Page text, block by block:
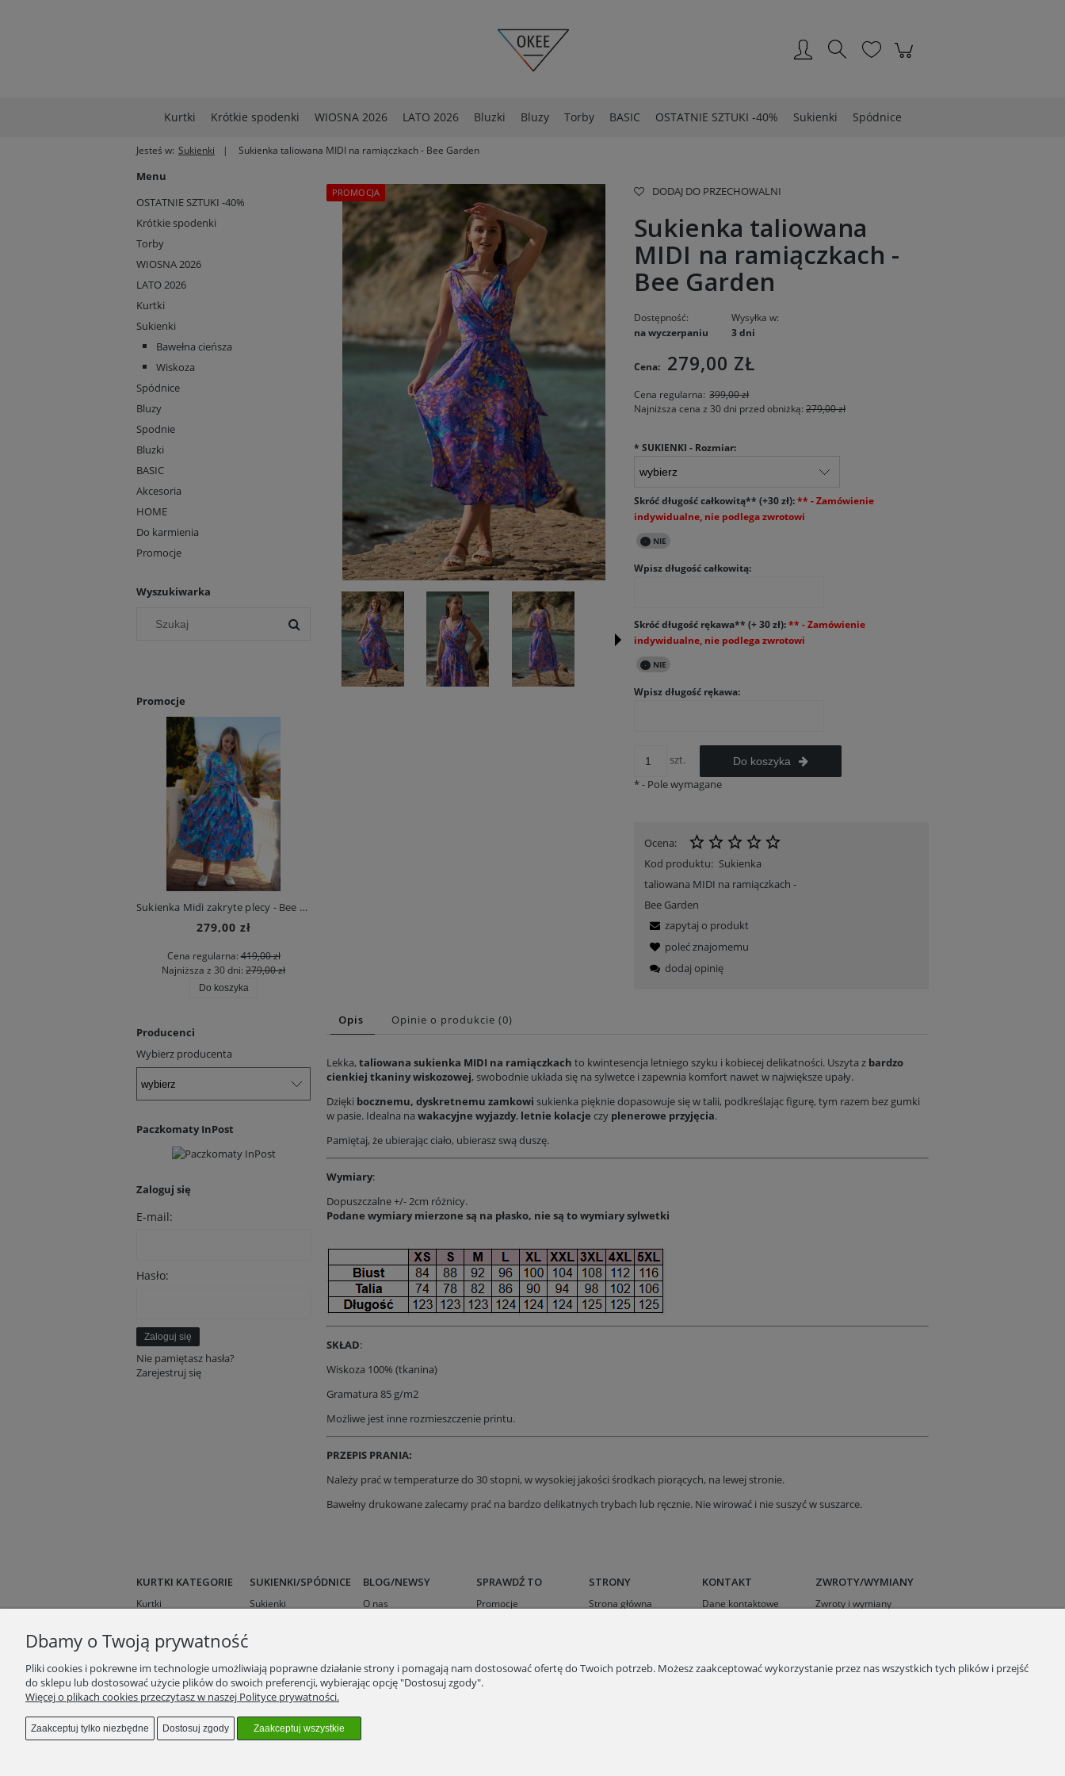
Kurtki Krótkie spodenki WIOSNA 2026 LATO 2026 Bluzki Bluzy Torby BASIC OSTATNIE SZTUKI -40% Sukienki Spódnice
Jesteś w: Sukienki Sukienka taliowana MIDI na ramiączkach - Bee Garden
Menu
OSTATNIE SZTUKI -40%
Krótkie spodenki
Torby
WIOSNA 2026
LATO 2026
Kurtki
Sukienki
Bawełna cieńsza
Wiskoza
Spódnice
Bluzy
Spodnie
Bluzki
BASIC
Akcesoria
HOME
Do karmienia
Promocje
Wyszukiwarka
Promocje
Sukienka Midi zakryte plecy - Bee Heaven
279,00 zł
Cena regularna:419,00 zł
Najniższa z 30 dni: 279,00 zł
Do koszyka
Sukienka midi rękaw motylek - Cisza
409,00 zł
299,00 zł
Producenci
Wybierz producenta
Paczkomaty InPost
Zaloguj się
E-mail:
Hasło:
Zaloguj się
Nie pamiętasz hasła?
Zarejestruj się
PROMOCJA DODAJ DO PRZECHOWALNI
Sukienka taliowana
MIDI na ramiączkach -
Bee Garden
Dostępność:
na wyczerpaniu
Wysyłka w:
3 dni
Cena: 279,00 ZŁ
Cena regularna: 399,00 zł
Najniższa cena z 30 dni przed obniżką:279,00 zł
* SUKIENKI - Rozmiar:
Skróć długość całkowitą** (+30 zł):
Wpisz długość całkowitą:
Skróć długość rękawa** (+ 30 zł):
Wpisz długość rękawa:
szt. Do koszyka
*- Pole wymagane
Ocena:
Kod produktu: Sukienka
taliowana MIDI na ramiączkach -
Bee Garden
zapytaj o produkt
poleć znajomemu
dodaj opinię
Opis Opinie o produkcie (0)
Lekka, taliowana sukienka MIDI na ramiączkach to kwintesencja letniego szyku i kobiecej delikatności. Uszyta z bardzo
cienkiej tkaniny wiskozowej, swobodnie układa się na sylwetce i zapewnia komfort nawet w największe upały.
Dzięki bocznemu, dyskretnemu zamkowi sukienka pięknie dopasowuje się w talii, podkreślając figurę, tym razem bez gumki
w pasie. Idealna na wakacyjne wyjazdy, letnie kolacje czy plenerowe przyjęcia.
Pamiętaj, że ubierając ciało, ubierasz swą duszę.
Wymiary:
Dopuszczalne +/- 2cm różnicy.
Podane wymiary mierzone są na płasko, nie są to wymiary sylwetki
SKŁAD:
Wiskoza 100% (tkanina)
Gramatura 85 g/m2
Możliwe jest inne rozmieszczenie printu.
PRZEPIS PRANIA:
Należy prać w temperaturze do 30 stopni, w wysokiej jakości środkach piorących, na lewej stronie.
Bawełny drukowane zalecamy prać na bardzo delikatnych trybach lub ręcznie. Nie wirować i nie suszyć w suszarce.
KURTKI KATEGORIE
Kurtki
Kurtki krótkie
Kurtki zimowe
SUKIENKI/SPÓDNICE
Sukienki
BLOG/NEWSY
O nas
Odzież z wskozy
SPRAWDŹ TO
Promocje
STRONY
Strona główna
KONTAKT
Dane kontaktowe
ZWROTY/WYMIANY
Zwroty i wymiany
Dbamy o Twoją prywatność
Pliki cookies i pokrewne im technologie umożliwiają poprawne działanie strony i pomagają nam dostosować ofertę do Twoich potrzeb. Możesz zaakceptować wykorzystanie przez nas wszystkich tych plików i przejść
do sklepu lub dostosować użycie plików do swoich preferencji, wybierając opcję "Dostosuj zgody".
Więcej o plikach cookies przeczytasz w naszej Polityce prywatności.
Zaakceptuj tylko niezbędne Dostosuj zgody Zaakceptuj wszystkie